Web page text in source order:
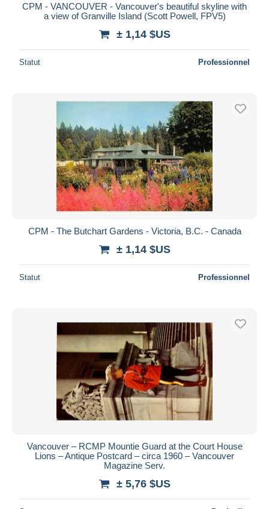
CPM - VANCOUVER - Vancouver's beautiful skyline with
a view of Granville Island (Scott Powell, FPV5)
± 1,14 $US
Statut Professionnel
CPM - The Butchart Gardens - Victoria, B.C. - Canada
± 1,14 $US
Statut Professionnel
Vancouver – RCMP Mountie Guard at the Court House
Lions – Antique Postcard – circa 1960 – Vancouver
Magazine Serv.
± 5,76 $US